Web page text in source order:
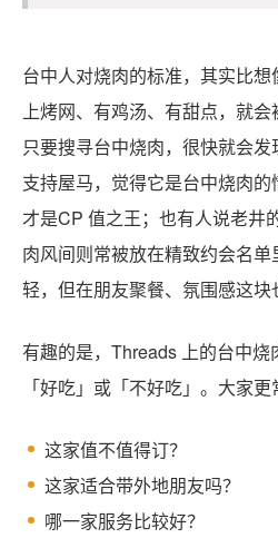
台中人对烧肉的标准，其实比
上烤网、有鸡汤、有甜点，就
只要搜寻台中烧肉，很快就会
支持屋马，觉得它是台中烧肉
才是CP 值之王；也有人说老井
肉风间则常被放在精致约会名
轻，但在朋友聚餐、氛围感这块
有趣的是，Threads 上的台中
「好吃」或「不好吃」。大家更
这家值不值得订？
这家适合带外地朋友吗？
哪一家服务比较好？